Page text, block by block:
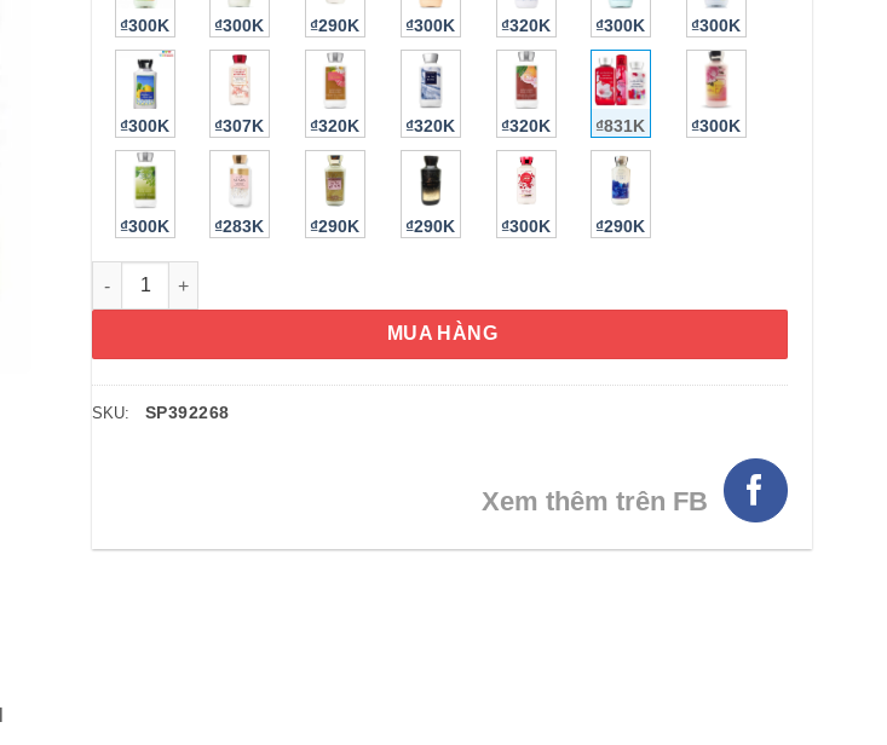
HÌNH THẬT
₫300K ₫300K ₫290K ₫300K ₫320K ₫300K ₫300K
₫300K ₫307K ₫320K ₫320K ₫320K ₫831K ₫300K
₫300K ₫283K ₫290K ₫290K ₫300K ₫290K
Set tắm dưỡng xịt thơm Bath & Body Works Japanese Cherry Blossom số lượng
MUA HÀNG
SKU: SP392268
Xem thêm trên FB